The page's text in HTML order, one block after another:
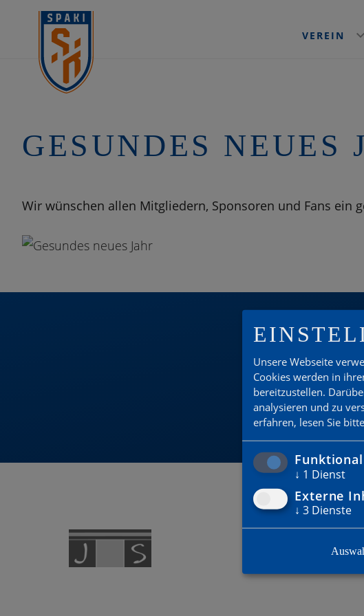
VEREIN
GESUNDES NEUES
Wir wünschen allen Mitgliedern, Sponsoren und Fans ein
DU
Unsere Webseite
Cookies werden in
bereitzustellen.
analysieren und zu
erfahren, lesen Sie
↓ 1 Dienst
Externe
↓ 3 Dienste